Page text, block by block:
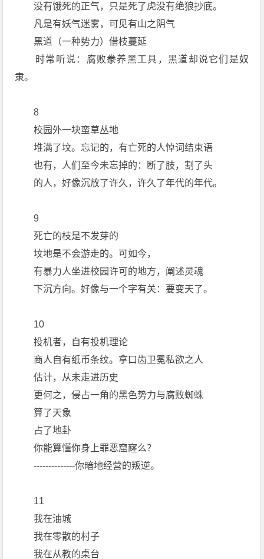
没有饿死的正气，只是死了虎没有绝狼抄底。
凡是有妖气迷雾，可见有山之阴气
黑道（一种势力）借枝蔓延
时常听说：腐败豢养黑工具，黑道却说它们是奴
隶。
8
校园外一块蛮草丛地
堆满了坟。忘记的，有亡死的人悼词结束语
也有，人们至今未忘掉的：断了肢，割了头
的人，好像沉放了许久，许久了年代的年代。
9
死亡的枝是不发芽的
坟地是不会游走的。可如今，
有暴力人坐进校园许可的地方，阐述灵魂
下沉方向。好像与一个字有关：要变天了。
10
投机者，自有投机理论
商人自有纸币条纹。拿口齿卫冕私欲之人
估计，从未走进历史
更何之，侵占一角的黑色势力与腐败蜘蛛
算了天象
占了地卦
你能算懂你身上罪恶窟窿么？
--------------你暗地经营的叛逆。
11
我在油城
我在零散的村子
我在从教的桌台